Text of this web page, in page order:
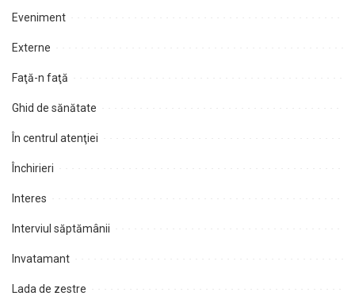
Eveniment
Externe
Faţă-n faţă
Ghid de sănătate
În centrul atenţiei
Închirieri
Interes
Interviul săptămânii
Invatamant
Lada de zestre